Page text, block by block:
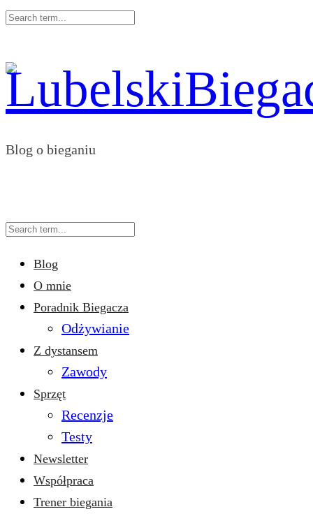
Blog o bieganiu
Blog
O mnie
Poradnik Biegacza
Odżywianie
Z dystansem
Zawody
Sprzęt
Recenzje
Testy
Newsletter
Współpraca
Trener biegania